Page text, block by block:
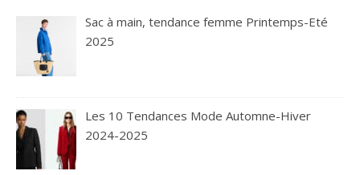
Sac à main, tendance femme Printemps-Eté
2025
Les 10 Tendances Mode Automne-Hiver
2024-2025